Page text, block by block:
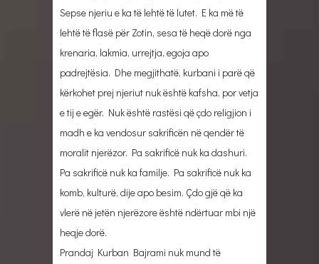
Sepse njeriu e ka të lehtë të lutet. E ka më të
lehtë të flasë për Zotin, sesa të heqë dorë nga
krenaria, lakmia, urrejtja, egoja apo
padrejtësia. Dhe megjithatë, kurbani i parë që
kërkohet prej njeriut nuk është kafsha, por vetja
e tij e egër. Nuk është rastësi që çdo religjion i
madh e ka vendosur sakrificën në qendër të
moralit njerëzor. Pa sakrificë nuk ka dashuri.
Pa sakrificë nuk ka familje. Pa sakrificë nuk ka
komb, kulturë, dije apo besim. Çdo gjë që ka
vlerë në jetën njerëzore është ndërtuar mbi një
heqje dorë.
Prandaj Kurban Bajrami nuk mund të